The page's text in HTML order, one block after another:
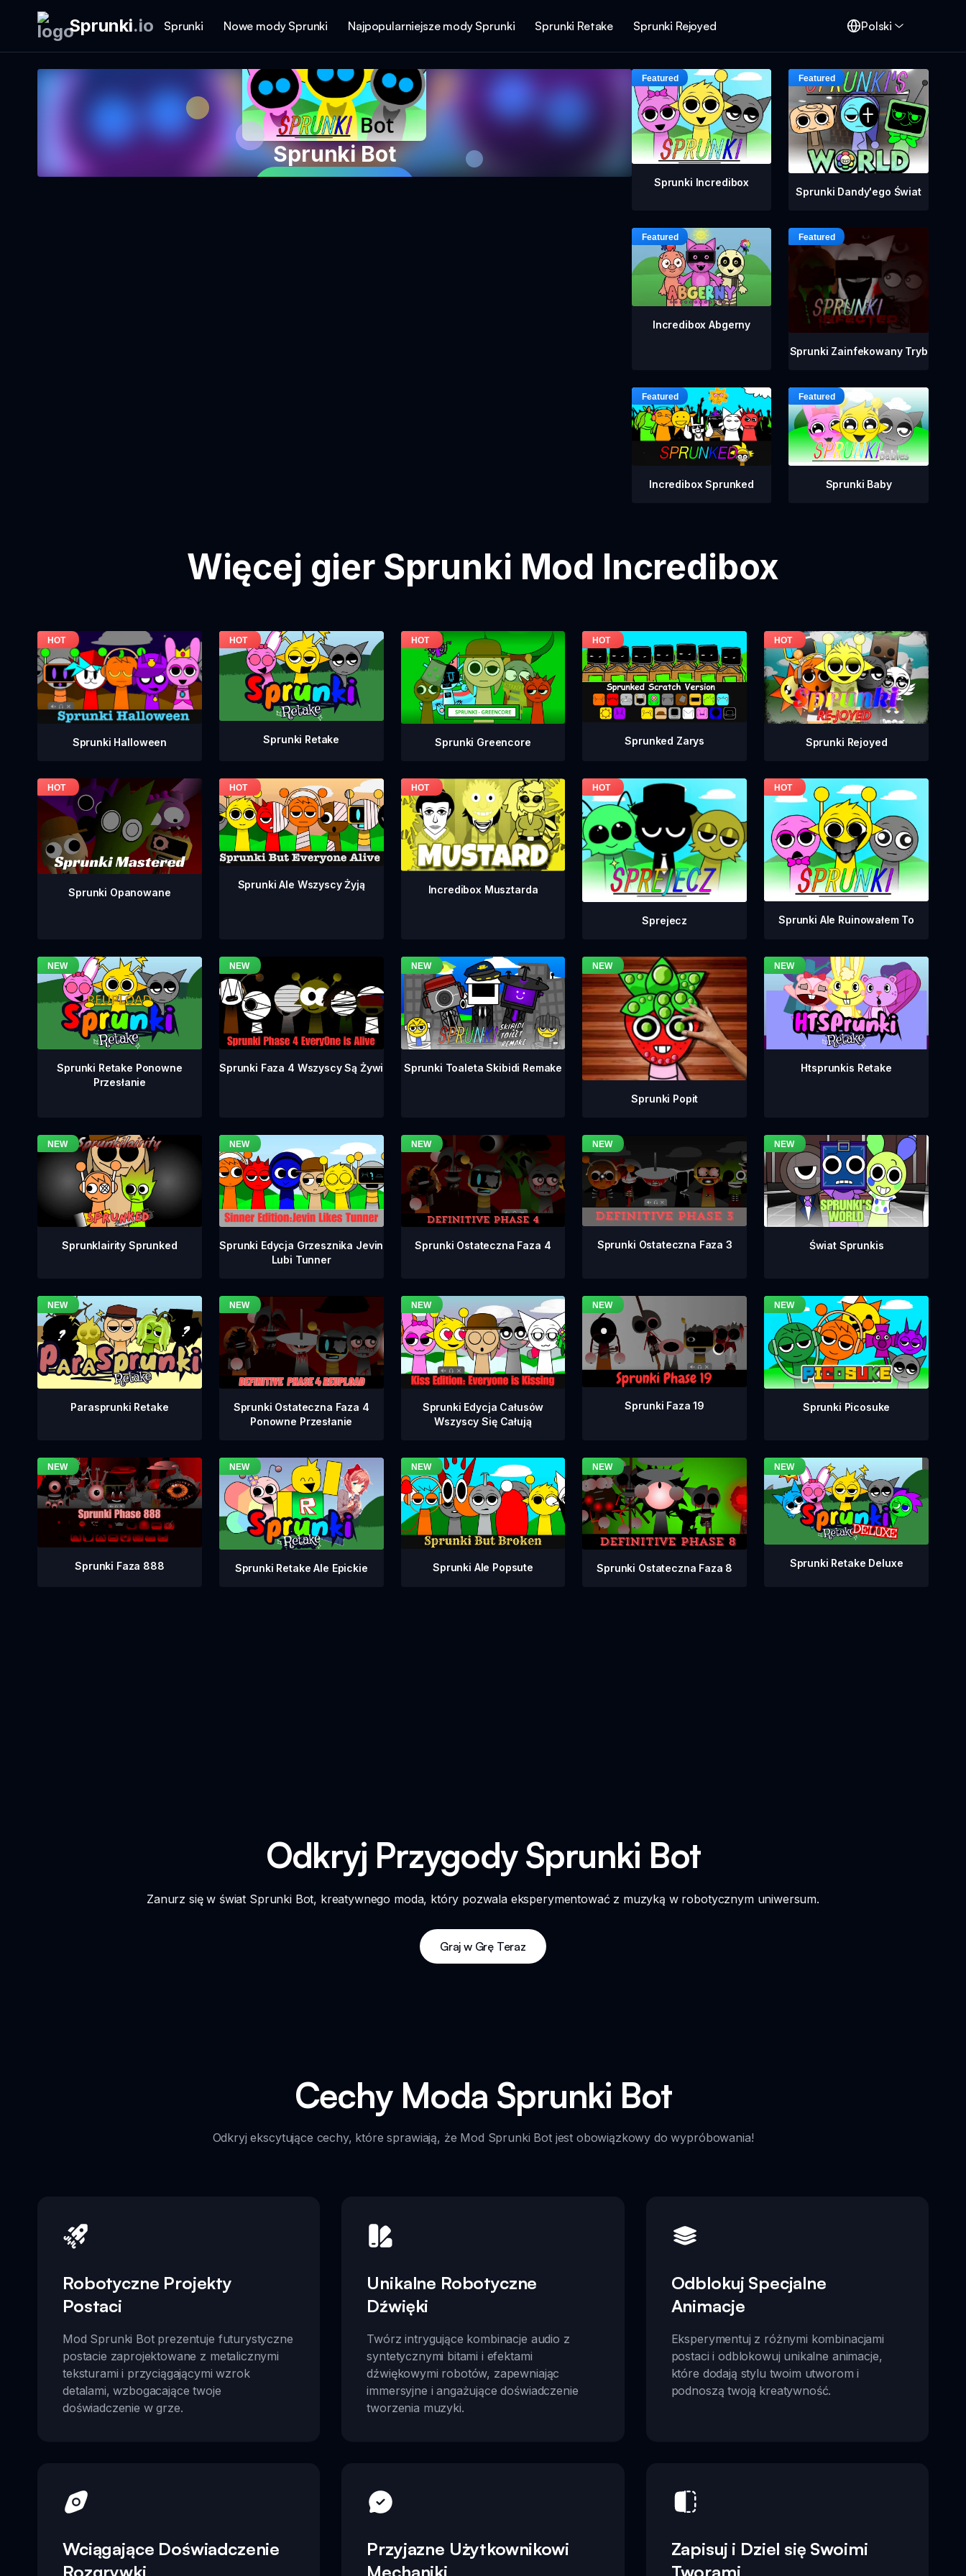
Sprunki.io Sprunki Nowe mody Sprunki Najpopularniejsze mody Sprunki Sprunki Retake Sprunki Rejoyed Polski
Sprunki Bot
Sprunki Incredibox
Sprunki Dandy'ego Świat
Incredibox Abgerny
Sprunki Zainfekowany Tryb
Incredibox Sprunked Sprunki Baby
Więcej gier Sprunki Mod Incredibox
Sprunki Halloween Sprunki Retake Sprunki Greencore Sprunked Zarys Sprunki Rejoyed
Sprunki Opanowane
Sprunki Ale Wszyscy Żyją Incredibox Musztarda
Sprejecz Sprunki Ale Ruinowałem To
Sprunki Retake Ponowne
Przesłanie
Sprunki Faza 4 Wszyscy Są Żywi Sprunki Toaleta Skibidi Remake
Sprunki Popit
Htsprunkis Retake
Sprunklairity Sprunked
Sprunki Edycja Grzesznika Jevin
Lubi Tunner
Sprunki Ostateczna Faza 4 Sprunki Ostateczna Faza 3 Świat Sprunkis
Parasprunki Retake
Sprunki Ostateczna Faza 4
Ponowne Przesłanie
Sprunki Edycja Całusów
Wszyscy Się Całują
Sprunki Faza 19 Sprunki Picosuke
Sprunki Faza 888 Sprunki Retake Ale Epickie Sprunki Ale Popsute Sprunki Ostateczna Faza 8 Sprunki Retake Deluxe
Odkryj Przygody Sprunki Bot
Zanurz się w świat Sprunki Bot, kreatywnego moda, który pozwala eksperymentować z muzyką w robotycznym uniwersum.
Graj w Grę Teraz
Cechy Moda Sprunki Bot
Odkryj ekscytujące cechy, które sprawiają, że Mod Sprunki Bot jest obowiązkowy do wypróbowania!
Robotyczne Projekty
Postaci
Mod Sprunki Bot prezentuje futurystyczne
postacie zaprojektowane z metalicznymi
teksturami i przyciągającymi wzrok
detalami, wzbogacające twoje
doświadczenie w grze.
Unikalne Robotyczne
Dźwięki
Twórz intrygujące kombinacje audio z
syntetycznymi bitami i efektami
dźwiękowymi robotów, zapewniając
immersyjne i angażujące doświadczenie
tworzenia muzyki.
Odblokuj Specjalne
Animacje
Eksperymentuj z różnymi kombinacjami
postaci i odblokowuj unikalne animacje,
które dodają stylu twoim utworom i
podnoszą twoją kreatywność.
Wciągające Doświadczenie
Rozgrywki
Przyjazne Użytkownikowi
Mechaniki
Zapisuj i Dziel się Swoimi
Tworami